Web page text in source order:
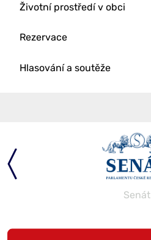
Životní prostředí v obci
Rezervace
Hlasování a soutěže
Senát